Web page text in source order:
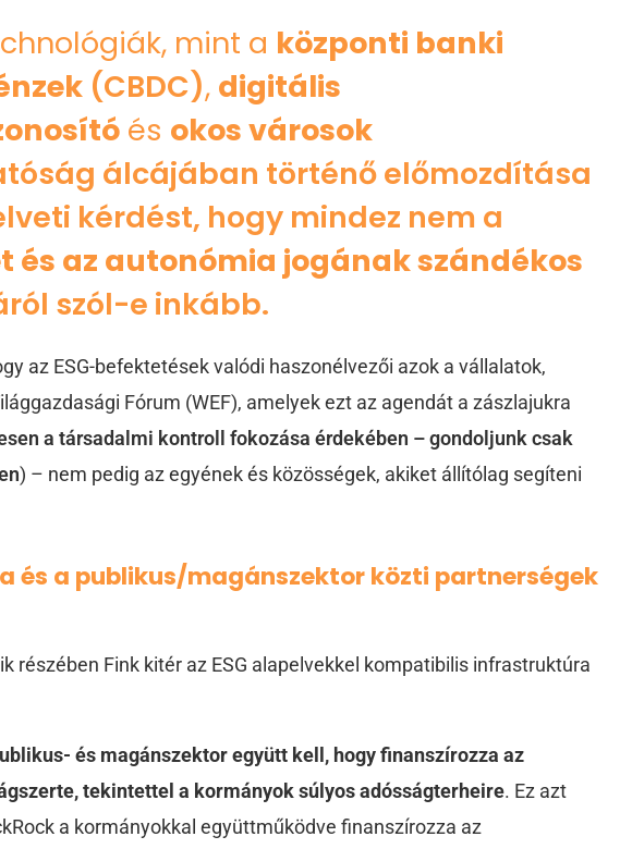
mint a központi banki
(CBDC), digitális
és okos városok
álcájában történő előmozdítása
kérdést, hogy mindez nem a
és az autonómia jogának szándékos
szól-e inkább.
az ESG-befektetések valódi haszonélvezői azok a vállalatok,
Fórum (WEF), amelyek ezt az agendát a zászlajukra
a társadalmi kontroll fokozása érdekében – gondoljunk csak
) – nem pedig az egyének és közösségek, akiket állítólag segíteni
és a publikus/magánszektor közti partnerségek
részében Fink kitér az ESG alapelvekkel kompatibilis infrastruktúra
és magánszektor együtt kell, hogy finanszírozza az
tekintettel a kormányok súlyos adósságterheire. Ez azt
a kormányokkal együttműködve finanszírozza az